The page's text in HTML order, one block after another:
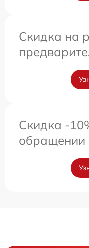
Скидка на
Скидка -
обращении